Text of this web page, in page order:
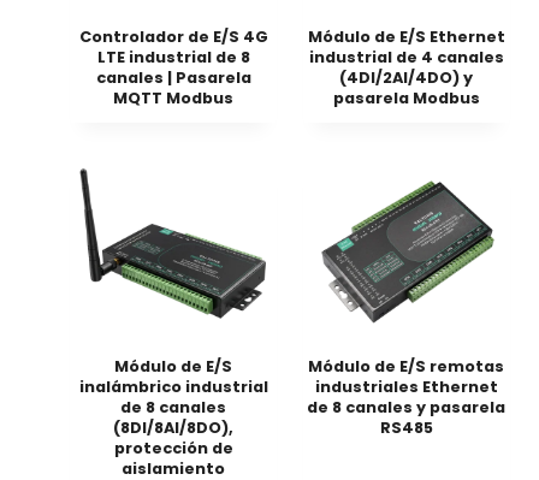
Controlador de E/S 4G
LTE industrial de 8
canales | Pasarela
MQTT Modbus
Módulo de E/S Ethernet
industrial de 4 canales
(4DI/2AI/4DO) y
pasarela Modbus
Módulo de E/S
inalámbrico industrial
de 8 canales
(8DI/8AI/8DO),
protección de
aislamiento
Módulo de E/S remotas
industriales Ethernet
de 8 canales y pasarela
RS485